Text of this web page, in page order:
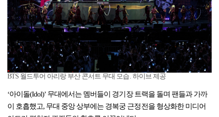
BTS 월드투어 아리랑 부산 콘서트 무대 모습. 하이브 제공
‘아이돌(Idol)’ 무대에서는 멤버들이 경기장 트랙을 돌며 팬들과 가까
이 호흡했고, 무대 중앙 상부에는 경복궁 근정전을 형상화한 미디어